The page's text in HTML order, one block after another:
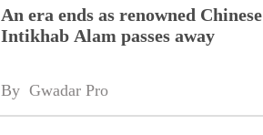
An era ends as renowned
Intikhab Alam passes away
By Gwadar Pro